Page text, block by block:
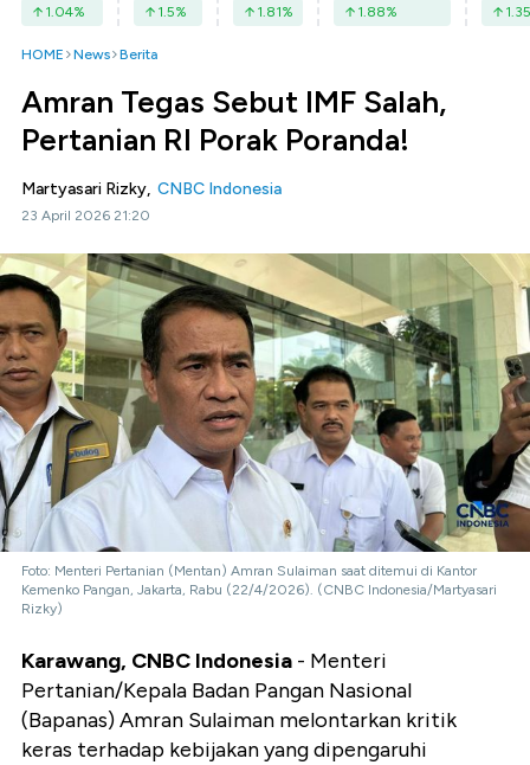
1.04% 1.5% 1.81% 1.88% 1.35
HOME News Berita
Amran Tegas Sebut IMF Salah,
Pertanian RI Porak Poranda!
Martyasari Rizky, CNBC Indonesia
23 April 2026 21:20
Foto: Menteri Pertanian (Mentan) Amran Sulaiman saat ditemui di Kantor
Kemenko Pangan, Jakarta, Rabu (22/4/2026). (CNBC Indonesia/Martyasari
Rizky)
Karawang, CNBC Indonesia - Menteri
Pertanian/Kepala Badan Pangan Nasional
(Bapanas) Amran Sulaiman melontarkan kritik
keras terhadap kebijakan yang dipengaruhi